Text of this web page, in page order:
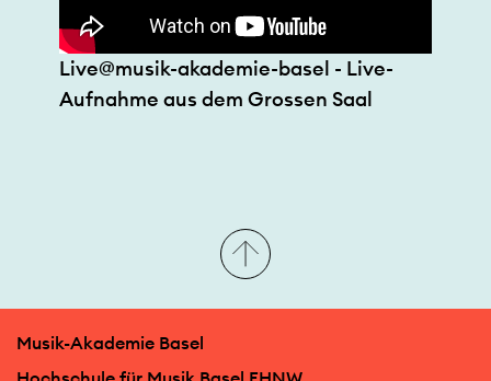
Live@musik-akademie-basel - Live-
Aufnahme aus dem Grossen Saal
Musik-Akademie Basel